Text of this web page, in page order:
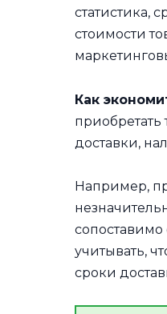
статистика,
стоимости
Как
приобретать
доставки,
Например,
учитывать,
сроки